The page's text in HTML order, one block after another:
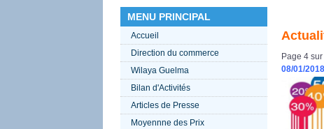
MENU PRINCIPAL
Accueil
Direction du commerce
Wilaya Guelma
Bilan d'Activités
Articles de Presse
Moyennne des Prix
Page 4
08/01/